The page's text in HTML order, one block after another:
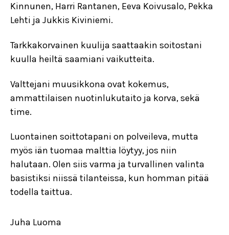
Kinnunen, Harri Rantanen, Eeva Koivusalo, Pekka
Lehti ja Jukkis Kiviniemi.
Tarkkakorvainen kuulija saattaakin soitostani
kuulla heiltä saamiani vaikutteita.
Valttejani muusikkona ovat kokemus,
ammattilaisen nuotinlukutaito ja korva, sekä
time.
Luontainen soittotapani on polveileva, mutta
myös iän tuomaa malttia löytyy, jos niin
halutaan. Olen siis varma ja turvallinen valinta
basistiksi niissä tilanteissa, kun homman pitää
todella taittua.
Juha Luoma